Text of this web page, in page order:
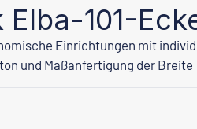
Elba-101-
Einrichtungen mit
und Maßanfertigung der Breite